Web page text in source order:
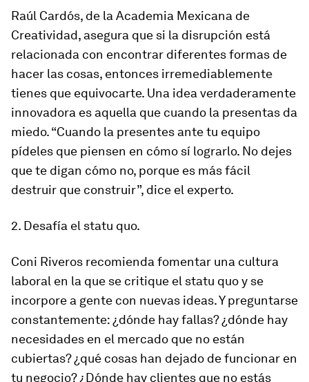
Raúl Cardós, de la Academia Mexicana de
Creatividad, asegura que si la disrupción está
relacionada con encontrar diferentes formas de
hacer las cosas, entonces irremediablemente
tienes que equivocarte. Una idea verdaderamente
innovadora es aquella que cuando la presentas da
miedo. “Cuando la presentes ante tu equipo
pídeles que piensen en cómo sí lograrlo. No dejes
que te digan cómo no, porque es más fácil
destruir que construir”, dice el experto.
2. Desafía el statu quo.
Coni Riveros recomienda fomentar una cultura
laboral en la que se critique el statu quo y se
incorpore a gente con nuevas ideas. Y preguntarse
constantemente: ¿dónde hay fallas? ¿dónde hay
necesidades en el mercado que no están
cubiertas? ¿qué cosas han dejado de funcionar en
tu negocio? ¿Dónde hay clientes que no estás